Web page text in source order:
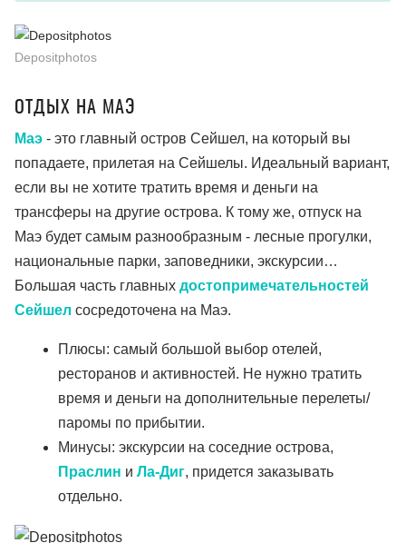
Depositphotos
ОТДЫХ НА МАЭ
Маэ - это главный остров Сейшел, на который вы
попадаете, прилетая на Сейшелы. Идеальный вариант,
если вы не хотите тратить время и деньги на
трансферы на другие острова. К тому же, отпуск на
Маэ будет самым разнообразным - лесные прогулки,
национальные парки, заповедники, экскурсии…
Большая часть главных достопримечательностей
Сейшел сосредоточена на Маэ.
Плюсы: самый большой выбор отелей,
ресторанов и активностей. Не нужно тратить
время и деньги на дополнительные перелеты/
паромы по прибытии.
Минусы: экскурсии на соседние острова,
Праслин и Ла-Диг, придется заказывать
отдельно.